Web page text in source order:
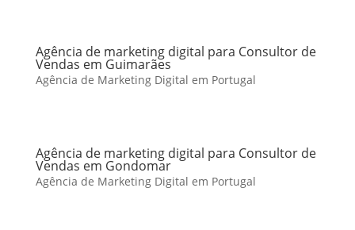
Agência de marketing digital para Consultor de
Vendas em Guimarães
Agência de Marketing Digital em Portugal
Agência de marketing digital para Consultor de
Vendas em Gondomar
Agência de Marketing Digital em Portugal